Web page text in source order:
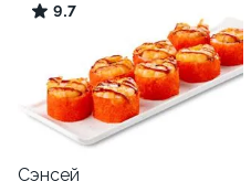
9.7
Сэнсей